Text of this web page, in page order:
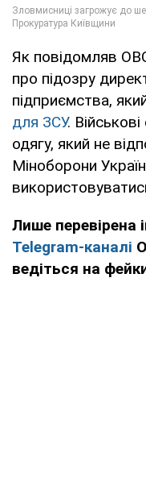
Як повідомляв
про підозру
підприємства,
для ЗСУ.
одягу, який не
Міноборони
Лише перевірена
Telegram-каналі
ведіться на